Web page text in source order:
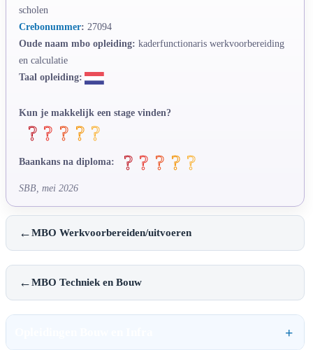
scholen
Crebonummer: 27094
Oude naam mbo opleiding: kaderfunctionaris werkvoorbereiding
en calculatie
Taal opleiding:
Kun je makkelijk een stage vinden?
Baankans na diploma:
SBB, mei 2026
←MBO Werkvoorbereiden/uitvoeren
←MBO Techniek en Bouw